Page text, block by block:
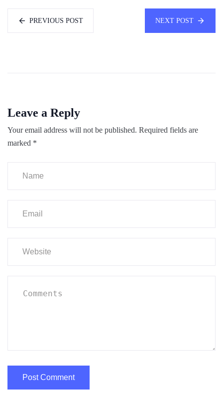
PREVIOUS POST NEXT POST
Leave a Reply
Your email address will not be published. Required fields are
marked *